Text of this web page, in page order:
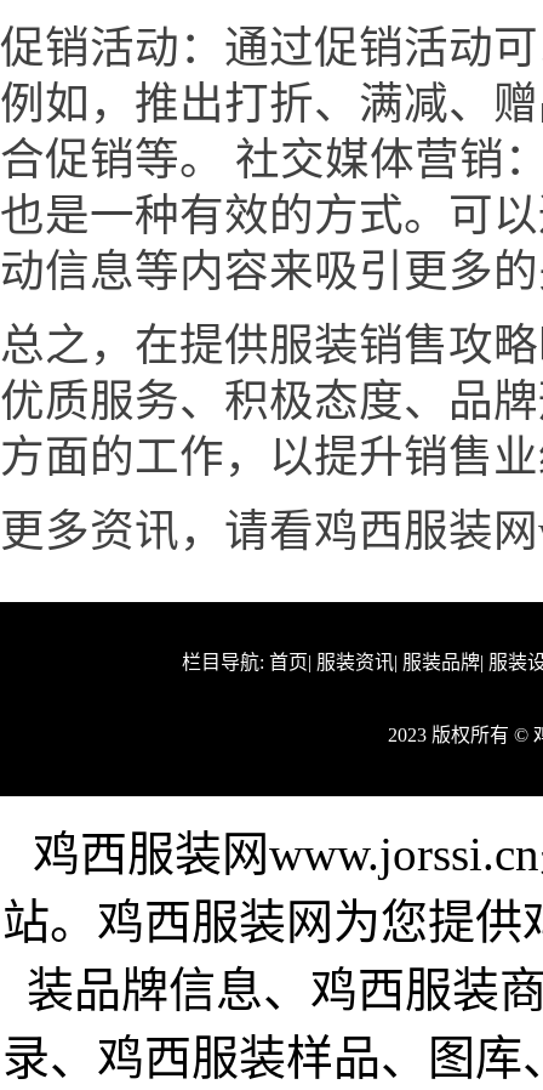
促销活动：通过促销活动
例如，推出打折、满减、
合促销等。 社交媒体营销
也是一种有效的方式。可
动信息等内容来吸引更多
总之，在提供服装销售攻
优质服务、积极态度、品
方面的工作，以提升销售
更多资讯，请看鸡西服装
栏目导航: 首页| 服装资讯| 服装品牌| 服装
2023 版权所有 ©
鸡西服装网
站。鸡西服装网为您提
装品牌信息、鸡西服装
录、鸡西服装样品、图